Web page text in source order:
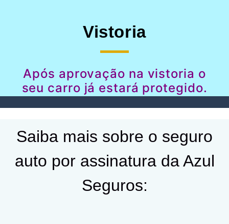
Vistoria
Após aprovação na vistoria o
seu carro já estará protegido.
Saiba mais sobre o seguro
auto por assinatura da Azul
Seguros: